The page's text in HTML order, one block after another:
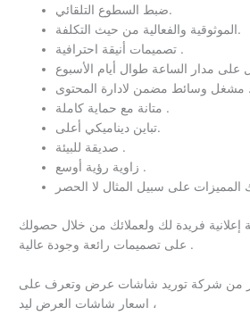
ضبط السطوع التلقائي.
الموثوقية والفعالية من حيث التكلفة.
تصميمات أنيقة احترافية .
مشغل وسائط مضمن لادارة المحتوى .
متانة مع حماية كاملة .
تباين ديناميكي أعلى.
صديقة للبيئة .
زاوية رؤية أوسع .
إعلانية فريدة لك ولعملائك من خلال حصولك
على تصميمات رائعة وجودة عالية .
من شركة توريد شاشات عرض وتعرف على
اسعار شاشات العرض ليد ،